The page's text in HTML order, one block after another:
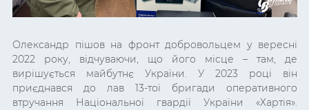
Олександр пішов на фронт добровольцем у вересні
2022 року, відчуваючи, що його місце – там, де
вирішується майбутнє України. У 2023 році він
приєднався до лав 13-тої бригади оперативного
втручання Національної гвардії України «Хартія».